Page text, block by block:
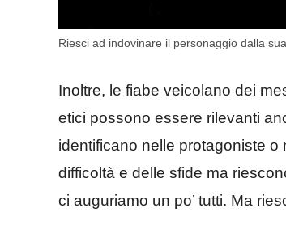
Riesci ad indovinare il personaggio dalla
Inoltre, le fiabe veicolano dei
etici possono essere rilevanti
identificano nelle protagoniste
difficoltà e delle sfide ma
ci auguriamo un po’ tutti. Ma